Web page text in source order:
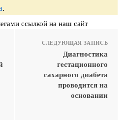
.
ссылкой на наш сайт
СЛЕДУЮЩАЯ ЗАПИСЬ
Диагностика
гестационного
сахарного диабета
проводится на
основании